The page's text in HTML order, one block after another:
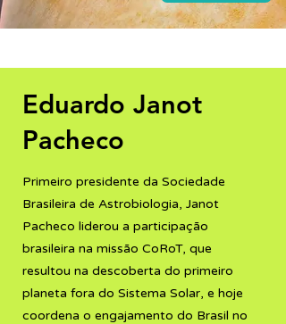
Eduardo Janot
Pacheco
Primeiro presidente da Sociedade
Brasileira de Astrobiologia, Janot
Pacheco liderou a participação
brasileira na missão CoRoT, que
resultou na descoberta do primeiro
planeta fora do Sistema Solar, e hoje
coordena o engajamento do Brasil no